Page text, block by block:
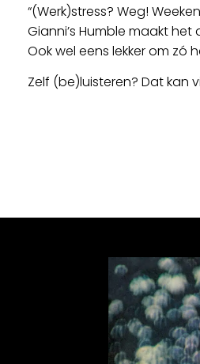
“(Werk)stress? Weg!
Gianni’s Humble maakt het
Ook wel eens lekker om zó
Zelf (be)luisteren? Dat kan